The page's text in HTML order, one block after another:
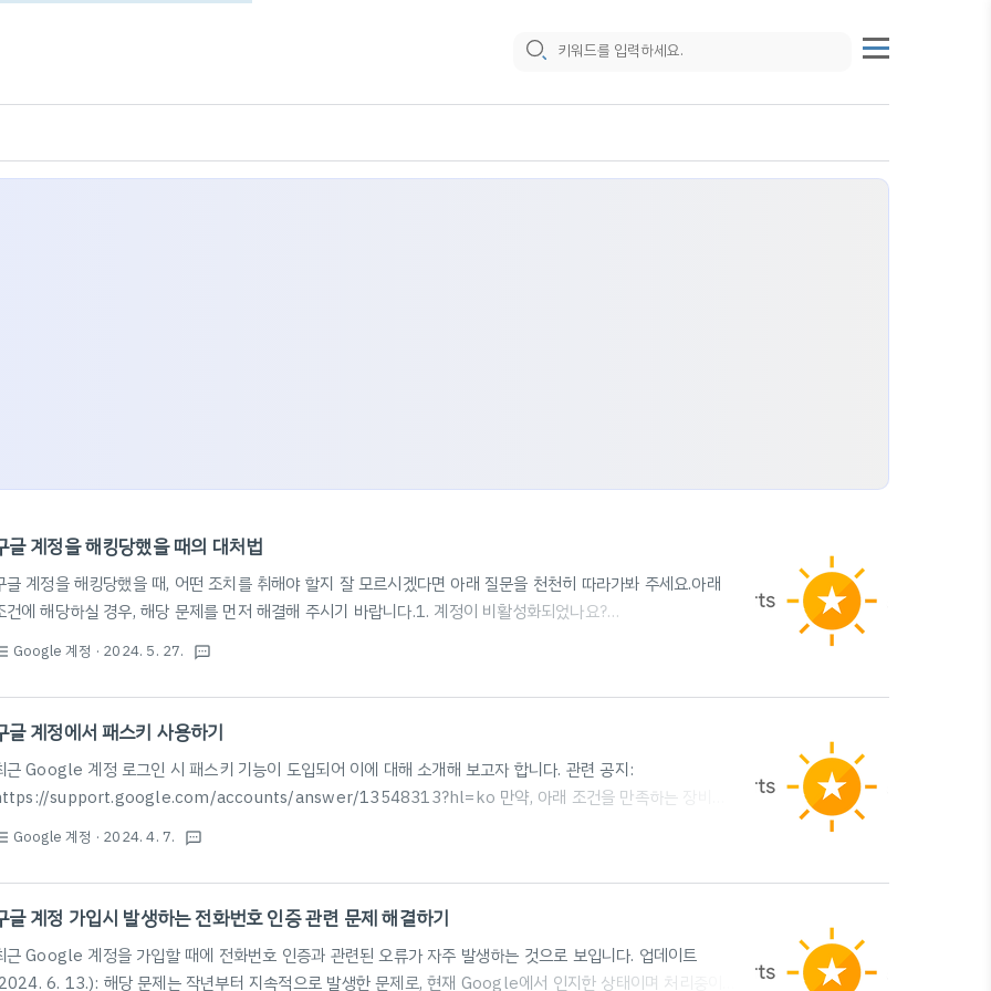
글 계정을 해킹당했을 때의 대처법
글 계정을 해킹당했을 때, 어떤 조치를 취해야 할지 잘 모르시겠다면 아래 질문을 천천히 따라가봐 주세요.아래
건에 해당하실 경우, 해당 문제를 먼저 해결해 주시기 바랍니다.1. 계정이 비활성화되었나요?
https://support.google.com/mail/answer/7682439를 확인해 주세요. 2. 특정한 Google 제품이나 서비
스에 액세스할 수 없나요?만약 특정한 Google 제품에 접속하였을
https://support.google.com/accounts/answer/40039로 리디렉션된 경우 이의 제기 양식을 제출해야
니다.이의 제기 양식은 https://myaccount.google.com/restrictions에서 제출하실 수 있습니다. 1 또는 2
중 하나라도 해당할 경우이..
Google 계정 · 2024. 5. 27. textsms
글 계정에서 패스키 사용하기
근 Google 계정 로그인 시 패스키 기능이 도입되어 이에 대해 소개해 보고자 합니다. ​관련 공지:
support.google.com/accounts/answer/13548313?hl=ko 만약, 아래 조건을 만족하는 장비를
갖추고 계실 경우, 패스키 사용이 가능합니다. 2단계 인증 옵션 혹은 고급 보안 프로그램에서 인증 수단으로 사용
가능한 물리적 보안키(usb와 같은 형태로 사용자 인증을 할 수 있는 장치)와 비슷하지만, 기기의 구매가 필요 없이
존에 갖고 있던 장치의 보안 기능을 활용할 수 있습니다. Windows 10, macOS Ventura, ChromeOS 109
상을 실행하는 노트북 또는 데스크톱 iOS 16 또는 Android 9 이상을 실행하는 휴대기기 FIDO2..
Google 계정 · 2024. 4. 7. textsms
글 계정 가입시 발생하는 전화번호 인증 관련 문제 해결하기
근 Google 계정을 가입할 때에 전화번호 인증과 관련된 오류가 자주 발생하는 것으로 보입니다. 업데이트
6. 13.): 해당 문제는 작년부터 지속적으로 발생한 문제로, 현재 Google에서 인지한 상태이며 처리중이나